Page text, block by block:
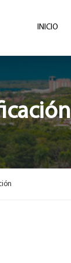
INICIO